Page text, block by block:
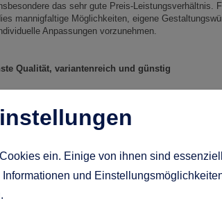
das sehr gute Preis-Leistungsverhältnis.
mannigfaltige Möglichkeiten, eigene
Anpassungen vorzunehmen.
Qualität, variantenreich und günstig
gewonnen noch einen hohe Erbschaft
dass beispielsweise die Sonderserie "myLine"
Qualität zum lukrativen Sparpreis ist. Die Serie
kompatibler Varianten.
Preis
zu bestechen, sondern sind zudem wahre
ein. Einige von ihnen sind
und
.